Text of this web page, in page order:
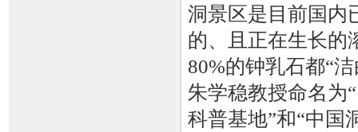
洞景区是目前国内
的、且正在生长的
80%的钟乳石都“
朱学稳教授命名为
科普基地”和“中国